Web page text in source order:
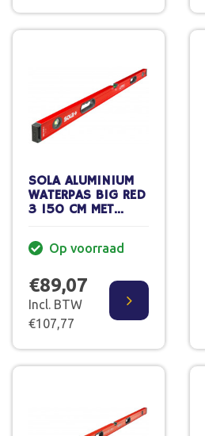
SOLA ALUMINIUM
WATERPAS BIG RED
3 150 CM MET
Op voorraad
€89,07
Incl. BTW
€107,77